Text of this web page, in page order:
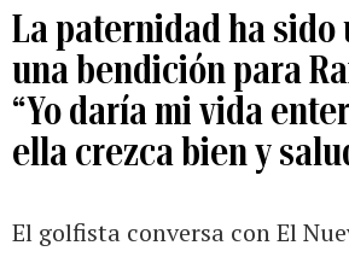
La paternidad ha sido
una bendición para
“Yo daría mi vida
ella crezca bien y
El golfista conversa con El